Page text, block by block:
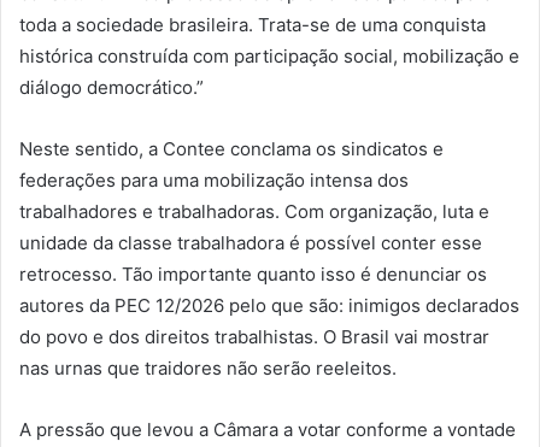
toda a sociedade brasileira. Trata-se de uma conquista
histórica construída com participação social, mobilização e
diálogo democrático.”
Neste sentido, a Contee conclama os sindicatos e
federações para uma mobilização intensa dos
trabalhadores e trabalhadoras. Com organização, luta e
unidade da classe trabalhadora é possível conter esse
retrocesso. Tão importante quanto isso é denunciar os
autores da PEC 12/2026 pelo que são: inimigos declarados
do povo e dos direitos trabalhistas. O Brasil vai mostrar
nas urnas que traidores não serão reeleitos.
A pressão que levou a Câmara a votar conforme a vontade